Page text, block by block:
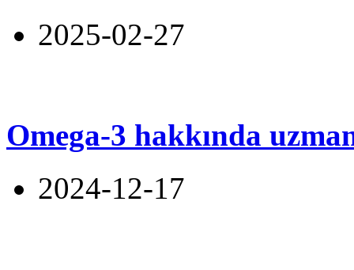
2025-02-27
Omega-3 hakkında
2024-12-17